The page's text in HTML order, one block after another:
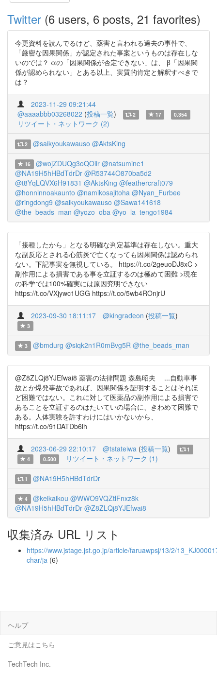
Twitter (6 users, 6 posts, 21 favorites)
今更資料を読んでるけど、薬害と言われる過去の事件で、
「厳密な因果関係」が認定された事案というものは存在しな
いのでは？ αの「因果関係が否定できない」は、 β「因果関
係が認められない」とある以上、実質的肯定と解釈すべきで
は？
2023-11-29 09:21:44
@aaaabbb03268022 (投稿一覧) 2 17 0.354
リツイート・ネットワーク (2)
2 @saikyoukawauso @AktsKing
16 @wojZDUQg3oQOiir @natsumine1
@NA19H5hHBdTdrDr @R53744O870ba5d2
@t8YqLQVX6H91831 @AktsKing @feathercraft079
@honninnoakaunto @namikosajitoha @Nyan_Furbee
@ringdong9 @saikyoukawauso @Sawa141618
@the_beads_man @yozo_oba @yo_la_tengo1984
「接種したから」となる明確な判定基準は存在しない。重大
な副反応とされる心筋炎で亡くなっても因果関係は認められ
ない。下記事実を無視している。 https://t.co/2geuoDJ8xC >
副作用による損害である事を立証するのは極めて困難 >現在
の科学では100%確実には原因究明できない
https://t.co/VXjywc1UGG https://t.co/5wb4ROnjrU
2023-09-30 18:11:17 @kingradeon (投稿一覧)
3
3 @bmdurg @siqk2n1R0mBvg5R @the_beads_man
@Z8ZLQj8YJEfwai8 薬害の法律問題 森島昭夫 ...自動車事
故とか爆発事故であれば、因果関係を証明することはそれほ
ど困難ではない。これに対して医薬品の副作用による損害で
あることを立証するのはたいていの場合に、きわめて困難で
ある。人体実験を許すわけにはいかないから、
https://t.co/91DATDb6ih
2023-06-29 22:10:17 @tstateiwa (投稿一覧)
1
4
0.500 リツイート・ネットワーク (1)
1 @NA19H5hHBdTdrDr
4 @keikaikou @WWO9VQZtlFnxz8k
@NA19H5hHBdTdrDr @Z8ZLQj8YJEfwai8
収集済み URL リスト
https://www.jstage.jst.go.jp/article/faruawpsj/13/2/
char/ja (6)
ヘルプ
ご意見はこちら
TechTech Inc.